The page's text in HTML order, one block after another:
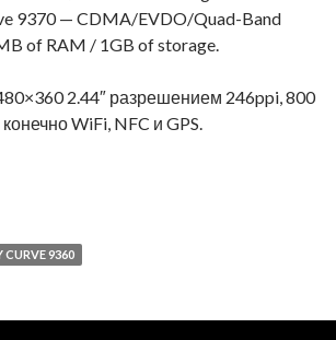
9370 — CDMA/EVDO/Quad-Band
of RAM / 1GB of storage.
2.44″ разрешением 246ppi, 800
WiFi, NFC и GPS.
Curve 9360 в наличии!
9360